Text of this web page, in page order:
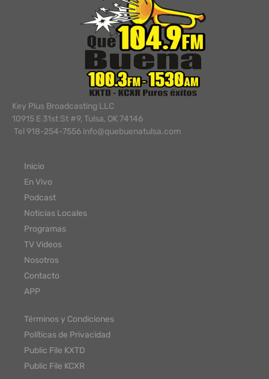
Key Plus Broadcasting LLC
10915 E 31st St #9, Tulsa, OK 74146
Tel 918-254-7556 info@quebuenatulsa.com
Inicio
En Vivo
Podcast
Noticias Locales
Programas
TV Videos
Nosotros
Contacto
APP
Términos y Condiciones
Políticas de Privacidad
Public File KXTD
Public File KCXR